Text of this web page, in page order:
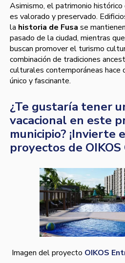
Asimismo, el patrimonio histórico
es valorado y preservado.
la historia de Fusa se
pasado de la ciudad, mientras
buscan promover el turismo
combinación de tradiciones
culturales contemporáneas hace
único y fascinante.
¿Te gustaría tener
vacacional en este
municipio? ¡Invierte
proyectos de
Imagen del proyecto OIKOS